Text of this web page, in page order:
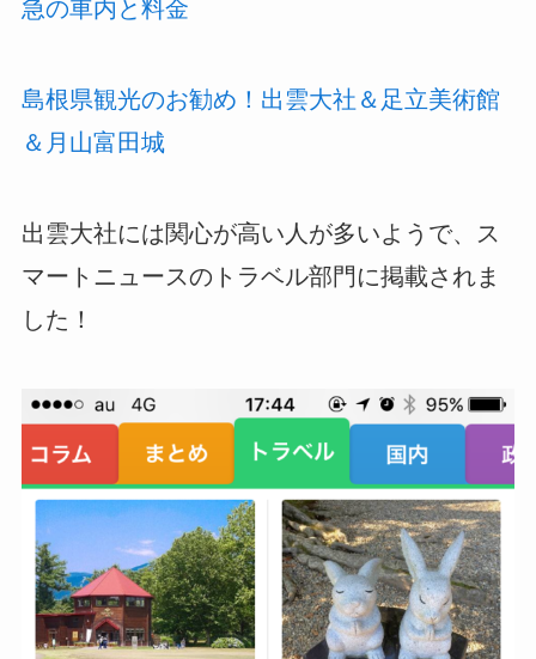
急の車内と料金
島根県観光のお勧め！出雲大社＆足立美術館
＆月山富田城
出雲大社には関心が高い人が多いようで、ス
マートニュースのトラベル部門に掲載されま
した！